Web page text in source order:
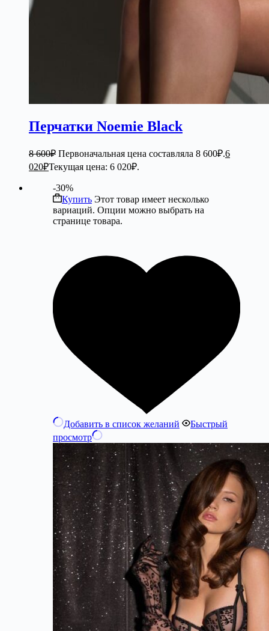
Перчатки Noemie Black
8 600₽ Первоначальная цена составляла 8 600₽.6
020₽Текущая цена: 6 020₽.
-30%
Купить Этот товар имеет несколько
вариаций. Опции можно выбрать на
странице товара.
Добавить в список желаний
Быстрый
просмотр